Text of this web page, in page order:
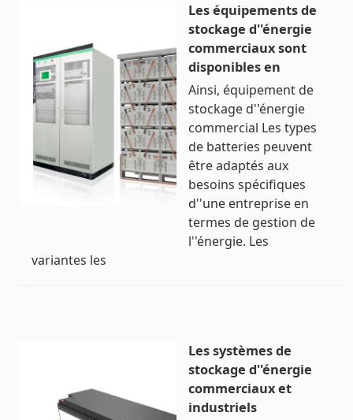
Les équipements de
stockage d''énergie
commerciaux sont
disponibles en
Ainsi, équipement de
stockage d''énergie
commercial Les types
de batteries peuvent
être adaptés aux
besoins spécifiques
d''une entreprise en
termes de gestion de
l''énergie. Les
variantes les
Les systèmes de
stockage d''énergie
commerciaux et
industriels